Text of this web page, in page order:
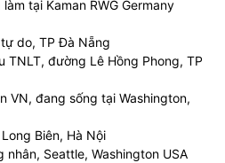
tại Kaman RWG Germany
do, TP Đà Nẵng
TNLT, đường Lê Hồng Phong, TP
VN, đang sống tại Washington,
Biên, Hà Nội
nhân, Seattle, Washington USA